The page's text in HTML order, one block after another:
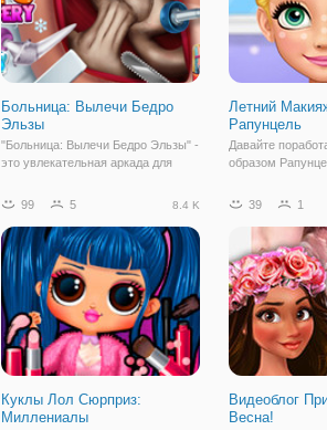
Больница: Вылечи Бедро
Эльзы
"Больница: Вылечи Бедро Эльзы" -
это увлекательная аркада для
примерить на себя роль хирурга. К
повредила бедро, притом сильно
повредила, так что вам
Летний
Рапунцель
Давайте
образом
Здесь вам
добиться
первом мы
99 5 8.4 K
Куклы Лол Сюрприз:
Миллениалы
39 1
Видеоблог
Весна!